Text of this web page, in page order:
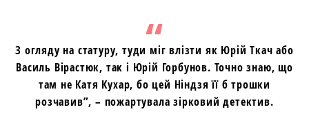
З огляду на статуру, туди міг влізти як Юрій Ткач або
Василь Вірастюк, так і Юрій Горбунов. Точно знаю, що
там не Катя Кухар, бо цей Ніндзя її б трошки
розчавив”, – пожартувала зірковий детектив.